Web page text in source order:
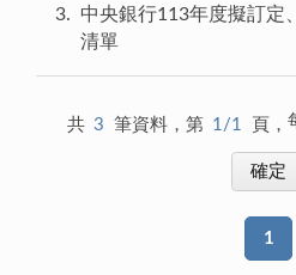
3
中央銀行113年度擬訂定
清單
共 3 筆資料，第 1/1 頁，
1